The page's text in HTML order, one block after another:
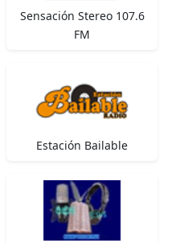
Sensación Stereo 107.6
FM
Estación Bailable